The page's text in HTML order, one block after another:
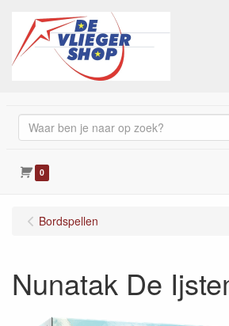
0
Bordspellen
Nunatak De